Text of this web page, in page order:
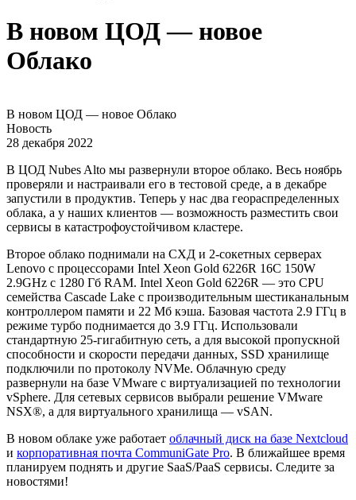
В новом ЦОД — новое
Облако
В новом ЦОД — новое Облако
Новость
28 декабря 2022
В ЦОД Nubes Alto мы развернули второе облако. Весь ноябрь
проверяли и настраивали его в тестовой среде, а в декабре
запустили в продуктив. Теперь у нас два геораспределенных
облака, а у наших клиентов — возможность разместить свои
сервисы в катастрофоустойчивом кластере.
Второе облако поднимали на СХД и 2-сокетных серверах
Lenovo с процессорами Intel Xeon Gold 6226R 16C 150W
2.9GHz с 1280 Гб RAM. Intel Xeon Gold 6226R — это CPU
семейства Cascade Lake с производительным шестиканальным
контроллером памяти и 22 Мб кэша. Базовая частота 2.9 ГГц в
режиме турбо поднимается до 3.9 ГГц. Использовали
стандартную 25-гигабитную сеть, а для высокой пропускной
способности и скорости передачи данных, SSD хранилище
подключили по протоколу NVMe. Облачную среду
развернули на базе VMware с виртуализацией по технологии
vSphere. Для сетевых сервисов выбрали решение VMware
NSX®, а для виртуального хранилища — vSAN.
В новом облаке уже работает облачный диск на базе Nextcloud
и корпоративная почта CommuniGate Pro. В ближайшее время
планируем поднять и другие SaaS/PaaS сервисы. Следите за
новостями!